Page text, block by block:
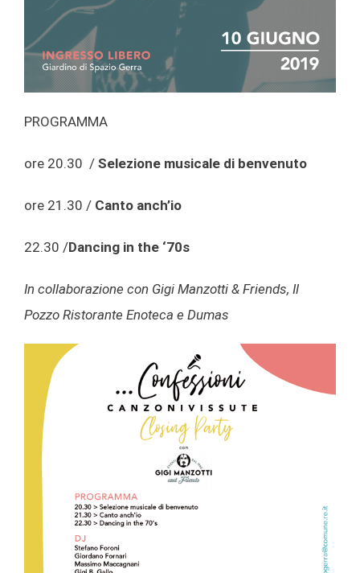
PROGRAMMA
ore 20.30 / Selezione musicale di benvenuto
ore 21.30 / Canto anch’io
22.30 /Dancing in the ‘70s
In collaborazione con Gigi Manzotti & Friends, Il
Pozzo Ristorante Enoteca e Dumas